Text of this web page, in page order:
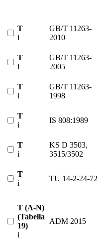
T
i
GB/T 11263-
2010
T
i
GB/T 11263-
2005
T
i
GB/T 11263-
1998
T
i
IS 808:1989
T
i
KS D 3503,
3515/3502
T
i
TU 14-2-24-72
T (A-N)
(Tabella
19)
i
ADM 2015